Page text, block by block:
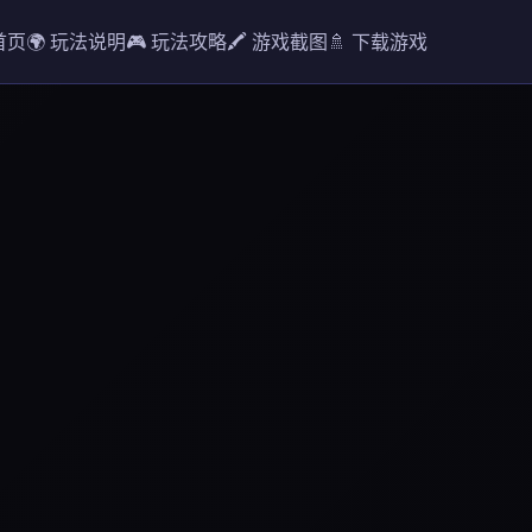
🌍 玩法说明🎮 玩法攻略🖍️ 游戏截图🚿 下载游戏